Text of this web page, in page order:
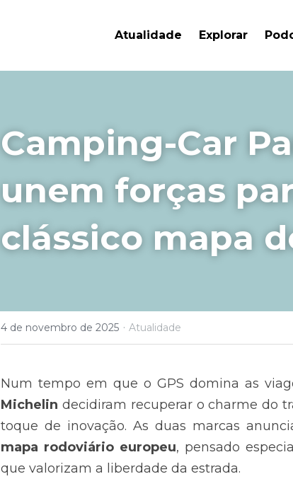
Atualidade Explorar
Camping-Car
unem forças
clássico mapa
4 de novembro de 2025 · Atualidade
Num tempo em que o GPS domina as
Michelin decidiram recuperar o charme do
mapa rodoviário europeu, pensado
que valorizam a liberdade da estrada.